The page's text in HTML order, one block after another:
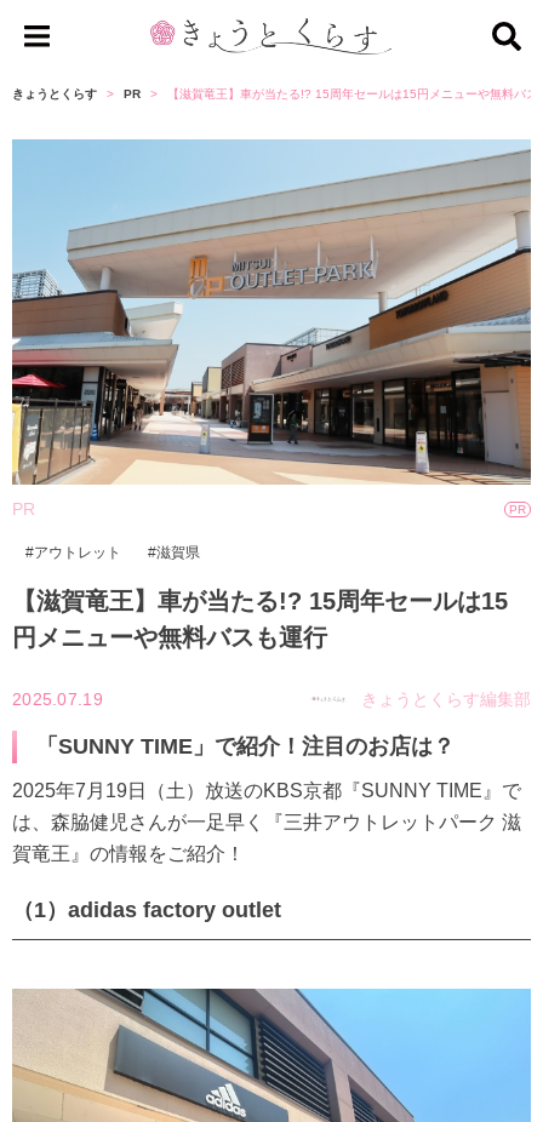
ょ
ら
す
きょうとくらす PR 【滋賀竜王】車が当たる!? 15周年セールは15円メニューや無料バス
PR PR
アウトレット 滋賀県
【滋賀竜王】車が当たる!? 15周年セールは15
円メニューや無料バスも運行
2025.07.19 きょうとくらす編集部
「SUNNY TIME」で紹介！注目のお店は？
2025年7月19日（土）放送のKBS京都『SUNNY TIME』で
は、森脇健児さんが一足早く『三井アウトレットパーク 滋
賀竜王』の情報をご紹介！
（1）adidas factory outlet